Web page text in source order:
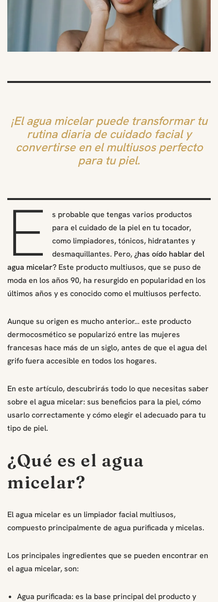
¡El agua micelar puede transformar tu
rutina diaria de cuidado facial y
convertirse en el multiusos perfecto
para tu piel.
E
s probable que tengas varios productos
para el cuidado de la piel en tu tocador,
como limpiadores, tónicos, hidratantes y
desmaquillantes. Pero,¿has oído hablar del
agua micelar? Este producto multiusos, que se puso de
moda en los años 90, ha resurgido en popularidad en los
últimos años y es conocido como el multiusos perfecto.
Aunque su origen es mucho anterior… este producto
dermocosmético se popularizó entre las mujeres
francesas hace más de un siglo, antes de que el agua del
grifo fuera accesible en todos los hogares.
En este artículo, descubrirás todo lo que necesitas saber
sobre el agua micelar: sus beneficios para la piel, cómo
usarlo correctamente y cómo elegir el adecuado para tu
tipo de piel.
¿Qué es el agua
micelar?
El agua micelar es un limpiador facial multiusos,
compuesto principalmente de agua purificada y micelas.
Los principales ingredientes que se pueden encontrar en
el agua micelar, son:
Agua purificada: es la base principal del producto y